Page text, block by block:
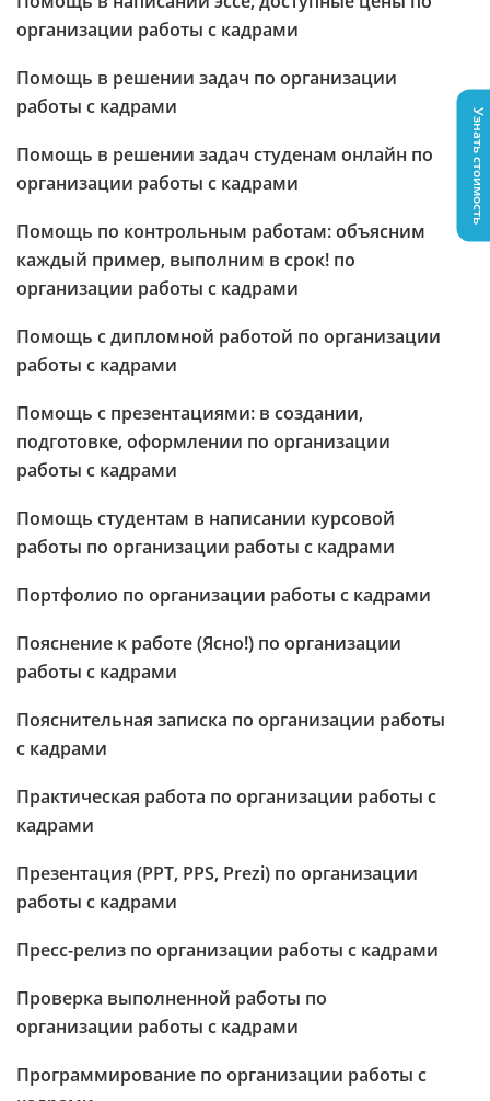
организации работы с кадрами
Помощь в решении задач по организации
работы с кадрами
Помощь в решении задач студенам онлайн по
организации работы с кадрами
Помощь по контрольным работам: объясним
каждый пример, выполним в срок! по
организации работы с кадрами
Помощь с дипломной работой по организации
работы с кадрами
Помощь с презентациями: в создании,
подготовке, оформлении по организации
работы с кадрами
Помощь студентам в написании курсовой
работы по организации работы с кадрами
Портфолио по организации работы с кадрами
Пояснение к работе (Ясно!) по организации
работы с кадрами
Пояснительная записка по организации работы
с кадрами
Практическая работа по организации работы с
кадрами
Презентация (PPT, PPS, Prezi) по организации
работы с кадрами
Пресс-релиз по организации работы с кадрами
Проверка выполненной работы по
организации работы с кадрами
Программирование по организации работы с
Узнать стоимость